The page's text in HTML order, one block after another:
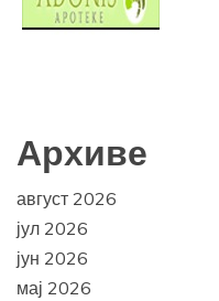
Архиве
август 2026
јул 2026
јун 2026
мај 2026